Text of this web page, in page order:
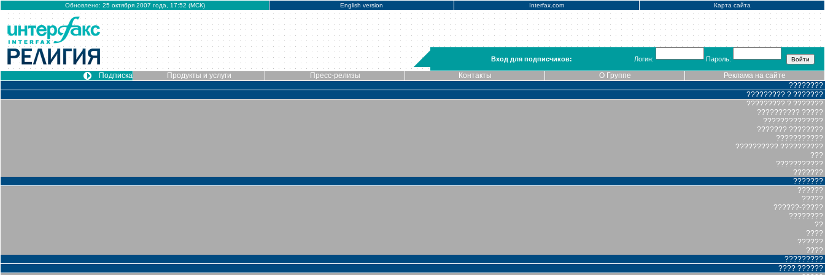
Обновлено: 25 октября 2007 года, 17:52 (МСК) English version Interfax.com Карта сайта
Вход для подписчиков: Логин: Пароль:
Подписка Продукты и услуги Пресс-релизы Контакты О Группе
Реклама на сайте
????????
????????? ? ???????
????????? ? ???????
?????????? ?????
??????????????
??????? ????????
???????????
?????????? ??????????
???
???????????
???????
???????
??????
?????
??????-?????
????????
??
????
??????
????
?????????
???? ??????